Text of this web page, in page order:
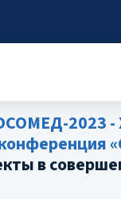
2023 -
в